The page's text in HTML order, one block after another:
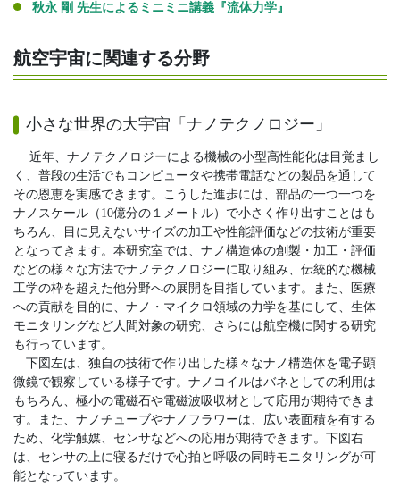
秋永 剛 先生によるミニミニ講義『流体力学』
航空宇宙に関連する分野
小さな世界の大宇宙「ナノテクノロジー」
近年、ナノテクノロジーによる機械の小型高性能化は目覚まし
く、普段の生活でもコンピュータや携帯電話などの製品を通して
その恩恵を実感できます。こうした進歩には、部品の一つ一つを
ナノスケール（10億分の１メートル）で小さく作り出すことはも
ちろん、目に見えないサイズの加工や性能評価などの技術が重要
となってきます。本研究室では、ナノ構造体の創製・加工・評価
などの様々な方法でナノテクノロジーに取り組み、伝統的な機械
工学の枠を超えた他分野への展開を目指しています。また、医療
への貢献を目的に、ナノ・マイクロ領域の力学を基にして、生体
モニタリングなど人間対象の研究、さらには航空機に関する研究
も行っています。
下図左は、独自の技術で作り出した様々なナノ構造体を電子顕
微鏡で観察している様子です。ナノコイルはバネとしての利用は
もちろん、極小の電磁石や電磁波吸収材として応用が期待できま
す。また、ナノチューブやナノフラワーは、広い表面積を有する
ため、化学触媒、センサなどへの応用が期待できます。下図右
は、センサの上に寝るだけで心拍と呼吸の同時モニタリングが可
能となっています。